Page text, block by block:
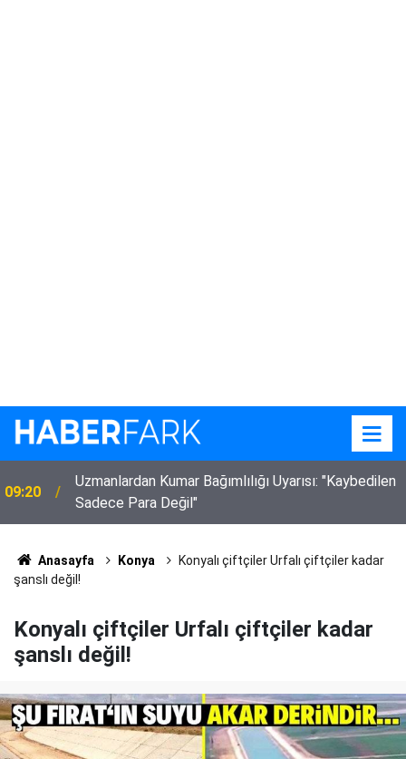
09:20
Uzmanlardan Kumar Bağımlılığı Uyarısı: "Kaybedilen
Sadece Para Değil"
Anasayfa Konya
Konyalı çiftçiler Urfalı çiftçiler kadar
şanslı değil!
Konyalı çiftçiler Urfalı çiftçiler kadar
şanslı değil!